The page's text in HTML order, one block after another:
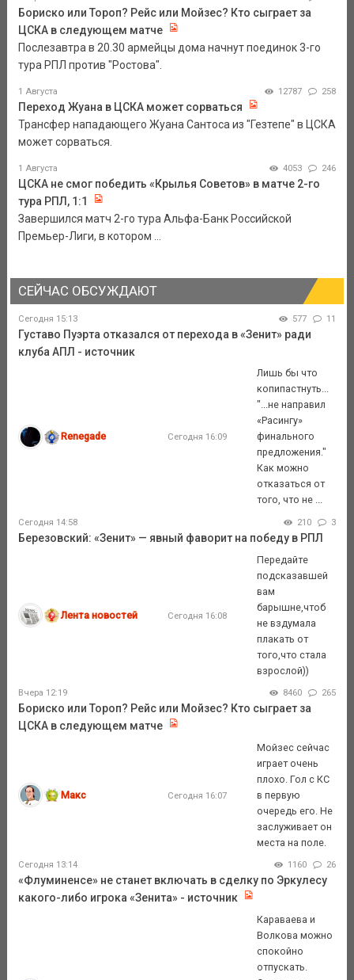
Бориско или Тороп? Рейс или Мойзес? Кто сыграет за
ЦСКА в следующем матче
Послезавтра в 20.30 армейцы дома начнут поединок 3-го
тура РПЛ против "Ростова".
1 Августа 12787 258
Переход Жуана в ЦСКА может сорваться
Трансфер нападающего Жуана Сантоса из "Гезтепе" в ЦСКА
может сорваться.
1 Августа 4053 246
ЦСКА не смог победить «Крылья Советов» в матче 2-го
тура РПЛ, 1:1
Завершился матч 2-го тура Альфа-Банк Российской
Премьер-Лиги, в котором ...
СЕЙЧАС ОБСУЖДАЮТ
Сегодня 15:13 577 11
Густаво Пуэрта отказался от перехода в «Зенит» ради
клуба АПЛ - источник
Renegade Сегодня 16:09
Лишь бы что
копипастнуть...
"...не направил
«Расингу»
финального
предложения."
Как можно
отказаться от
того, что не ...
Сегодня 14:58 210 3
Березовский: «Зенит» — явный фаворит на победу в РПЛ
Лента новостей Сегодня 16:08
Передайте
подсказавшей
вам
барышне,чтоб
не вздумала
плакать от
того,что стала
взрослой))
Вчера 12:19 8460 265
Бориско или Тороп? Рейс или Мойзес? Кто сыграет за
ЦСКА в следующем матче
Макс Сегодня 16:07
Мойзес сейчас
играет очень
плохо. Гол с КС
в первую
очередь его. Не
заслуживает он
места на поле.
Сегодня 13:14 1160 26
«Флуминенсе» не станет включать в сделку по Эркулесу
какого-либо игрока «Зенита» - источник
Караваева и
Волкова можно
спокойно
отпускать.